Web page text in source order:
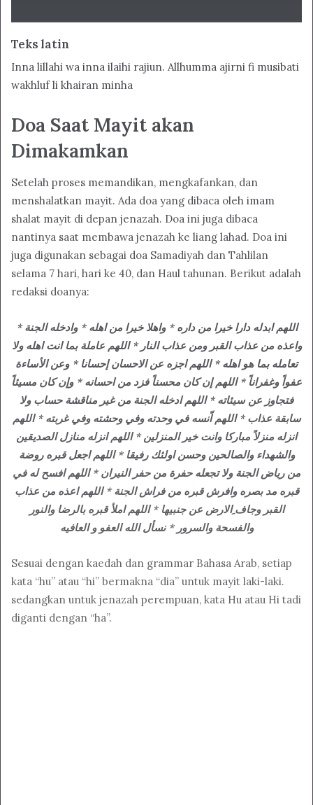
Teks latin
Inna lillahi wa inna ilaihi rajiun. Allhumma ajirni fi musibati
wakhluf li khairan minha
Doa Saat Mayit akan
Dimakamkan
Setelah proses memandikan, mengkafankan, dan
menshalatkan mayit. Ada doa yang dibaca oleh imam
shalat mayit di depan jenazah. Doa ini juga dibaca
nantinya saat membawa jenazah ke liang lahad. Doa ini
juga digunakan sebagai doa Samadiyah dan Tahlilan
selama 7 hari, hari ke 40, dan Haul tahunan. Berikut adalah
redaksi doanya:
اللهم ابدله دارا خيرا من داره * واهلا خيرا من اهله * وادخله الجنة *
واعذه من عذاب القبر ومن عذاب النار * اللهم عاملة بما انت اهله ولا
تعامله بما هو اهله * اللهم اجزه عن الاحسان إحسانا * وعن الأساءة
عفواً وغفراناً * اللهم إن كان محسناً فزد من احسانه * وإن كان مسيئاً
فتجاوز عن سيئاته * اللهم ادخله الجنة من غير مناقشة حساب ولا
سابقة عذاب * اللهم اّنسه في وحدته وفي وحشته وفي غربته * اللهم
انزله منزلاً مباركا وانت خير المنزلين * اللهم انزله منازل الصديقين
والشهداء والصالحين وحسن اولئك رفيقا * اللهم اجعل قبره روضة
من رياض الجنة ولا تجعله حفرة من حفر النيران * اللهم افسح له في
قبره مد بصره وافرش قبره من فراش الجنة * اللهم اعذه من عذاب
القبر وجاف ِالارض عن جنبيها * اللهم املأ قبره بالرضا والنور
والفسحة والسرور * نسأل الله العفو و العافيه
Sesuai dengan kaedah dan grammar Bahasa Arab, setiap
kata “hu” atau “hi” bermakna “dia” untuk mayit laki-laki.
sedangkan untuk jenazah perempuan, kata Hu atau Hi tadi
diganti dengan “ha”.